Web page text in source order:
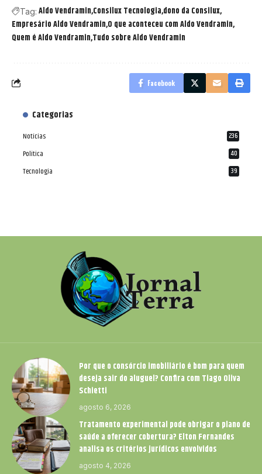
Tag: Aldo Vendramin Consilux Tecnologia dono da Consilux
Empresário Aldo Vendramin O que aconteceu com Aldo Vendramin
Quem é Aldo Vendramin Tudo sobre Aldo Vendramin
Facebook
Categorias
Notícias 236
Política 40
Tecnologia 39
Por que o consórcio imobiliário é bom para quem
deseja sair do aluguel? Confira com Tiago Oliva
Schietti
agosto 6, 2026
Tratamento experimental pode obrigar o plano de
saúde a oferecer cobertura? Elton Fernandes
analisa os critérios jurídicos envolvidos
agosto 4, 2026